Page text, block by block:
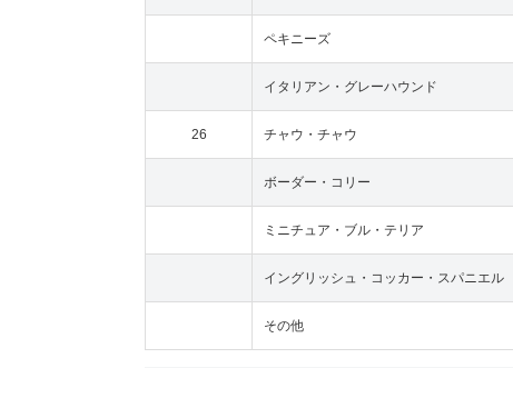
ペキニーズ
イタリアン・グレーハウンド
26 チャウ・チャウ
ボーダー・コリー
ミニチュア・ブル・テリア
イングリッシュ・コッカー・スパニエル
その他